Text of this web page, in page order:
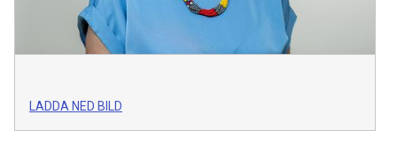
LADDA NED BILD